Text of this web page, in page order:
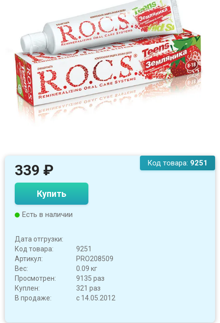
Код товара: 9251
339 ₽
Купить
Есть в наличии
Дата отгрузки:
Код товара:
9251
Артикул:
PRO208509
Вес:
0.09 кг
Просмотрен:
9135 раз
Куплен:
321 раз
В продаже:
с 14.05.2012